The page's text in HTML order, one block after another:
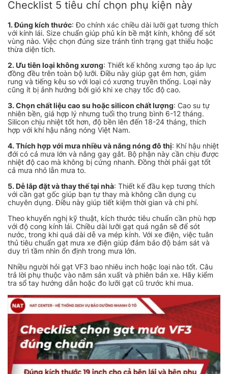
Checklist 5 tiêu chí chọn phụ kiện này
1. Đúng kích thước: Đo chính xác chiều dài lưỡi gạt tương thích
với kính lái. Size chuẩn giúp phủ kín bề mặt kính, không để sót
vùng nào. Việc chọn đúng size tránh tình trạng gạt thiếu hoặc
thừa diện tích.
2. Ưu tiên loại không xương: Thiết kế không xương tạo áp lực
đồng đều trên toàn bộ lưỡi. Điều này giúp gạt êm hơn, giảm
rung và tiếng kêu so với loại có xương truyền thống. Loại này
cũng ít bị ảnh hưởng bởi gió khi xe chạy tốc độ cao.
3. Chọn chất liệu cao su hoặc silicon chất lượng: Cao su tự
nhiên bền, giá hợp lý nhưng tuổi thọ trung bình 6-12 tháng.
Silicon chịu nhiệt tốt hơn, độ bền lên đến 18-24 tháng, thích
hợp với khí hậu nắng nóng Việt Nam.
4. Thích hợp với mưa nhiều và nắng nóng đô thị: Khí hậu nhiệt
đới có cả mưa lớn và nắng gay gắt. Bộ phận này cần chịu được
nhiệt độ cao mà không bị cứng nhanh. Đồng thời phải gạt tốt
cả mưa nhỏ lẫn mưa to.
5. Dễ lắp đặt và thay thế tại nhà: Thiết kế đầu kẹp tương thích
với cần gạt gốc giúp bạn tự thay mà không cần dụng cụ
chuyên dụng. Điều này giúp tiết kiệm thời gian và chi phí.
Theo khuyến nghị kỹ thuật, kích thước tiêu chuẩn cần phù hợp
với độ cong kính lái. Chiều dài lưỡi gạt quá ngắn sẽ để sót
nước, trong khi quá dài dễ va mép kính. Với xe điện, việc tuân
thủ tiêu chuẩn gạt mưa xe điện giúp đảm bảo độ bám sát và
duy trì tầm nhìn ổn định trong mưa lớn.
Nhiều người hỏi gạt VF3 bao nhiêu inch hoặc loại nào tốt. Câu
trả lời phụ thuộc vào năm sản xuất và phiên bản xe. Hãy kiểm
tra sổ tay hướng dẫn hoặc đo lưỡi gạt cũ trước khi mua.